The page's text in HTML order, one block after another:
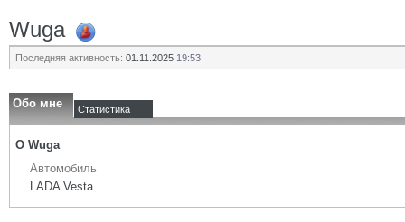
Wuga
Последняя активность: 01.11.2025 19:53
Обо мне Статистика
О Wuga
Автомобиль
LADA Vesta